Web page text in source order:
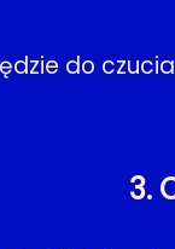
do
3.